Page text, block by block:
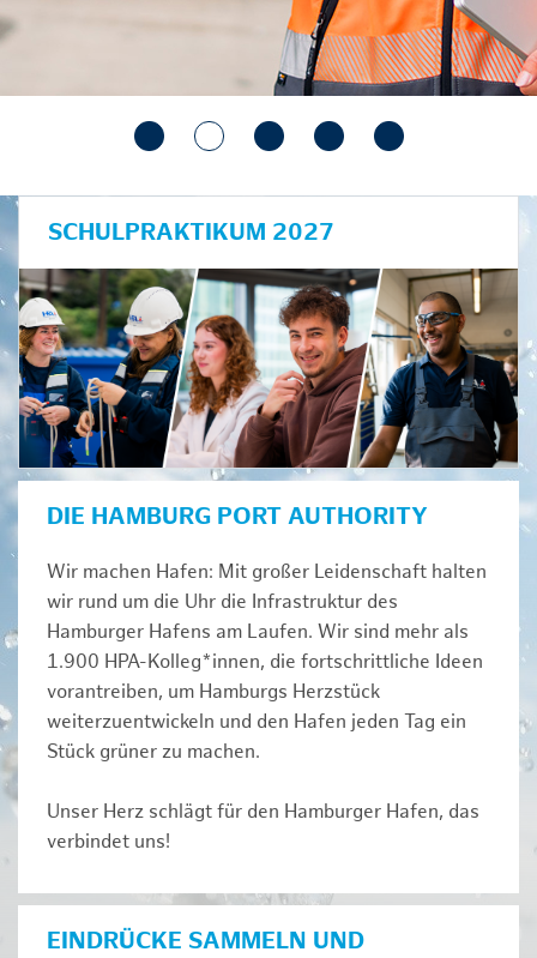
SCHULPRAKTIKUM 2027
DIE HAMBURG PORT AUTHORITY
Wir machen Hafen: Mit großer Leidenschaft halten
wir rund um die Uhr die Infrastruktur des
Hamburger Hafens am Laufen. Wir sind mehr als
1.900 HPA-Kolleg*innen, die fortschrittliche Ideen
vorantreiben, um Hamburgs Herzstück
weiterzuentwickeln und den Hafen jeden Tag ein
Stück grüner zu machen.
Unser Herz schlägt für den Hamburger Hafen, das
verbindet uns!
EINDRÜCKE SAMMELN UND